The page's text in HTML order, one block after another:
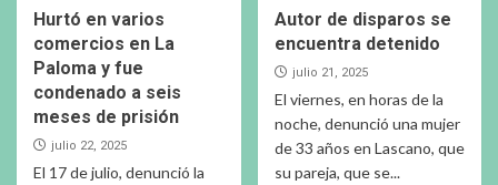
Hurtó en varios
comercios en La
Paloma y fue
condenado a seis
meses de prisión
julio 22, 2025
El 17 de julio, denunció la
Autor de disparos se
encuentra detenido
julio 21, 2025
El viernes, en horas de la
noche, denunció una mujer
de 33 años en Lascano, que
su pareja, que se...